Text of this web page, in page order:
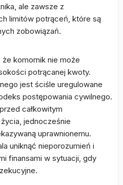
ale zawsze z
limitów potrąceń, które są
zobowiązań.
komornik nie może
potrącanej kwoty.
jest ściśle uregulowane
postępowania cywilnego.
całkowitym
jednocześnie
uprawnionemu.
uniknąć nieporozumień i
finansami w sytuacji, gdy